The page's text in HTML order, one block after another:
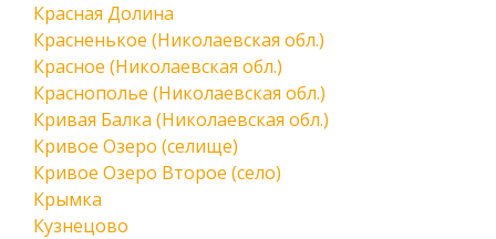
Красная Долина
Красненькое (Николаевская обл.)
Красное (Николаевская обл.)
Краснополье (Николаевская обл.)
Кривая Балка (Николаевская обл.)
Кривое Озеро (селище)
Кривое Озеро Второе (село)
Крымка
Кузнецово